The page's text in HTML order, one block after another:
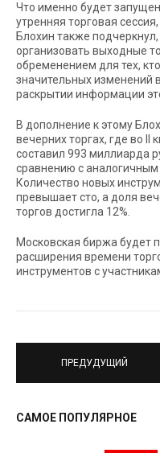
Что именно будет
утренняя торговая
Блохин также
организовать выходные
обременением для тех,
значительных изменений
раскрытии информации
В дополнение к этому
вечерних торгах, где во II
составил 993 миллиарда
сравнению с
Количество новых
превышает сто, а доля
торгов достигла 12%.
Московская биржа будет
расширения времени
инструментов с
ПРЕДУДУЩИЙ
САМОЕ ПОПУЛЯРНОЕ